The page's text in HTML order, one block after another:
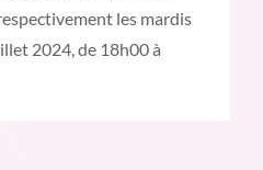
les mardis
2024, de 18h00 à